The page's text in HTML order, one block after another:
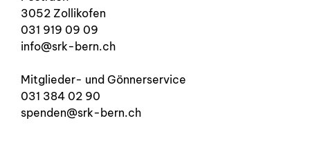
3052 Zollikofen
031 919 09 09
info@srk-bern.ch
Mitglieder- und Gönnerservice
031 384 02 90
spenden@srk-bern.ch